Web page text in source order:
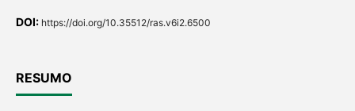
DOI: https://doi.org/10.35512/ras.v6i2.6500
RESUMO